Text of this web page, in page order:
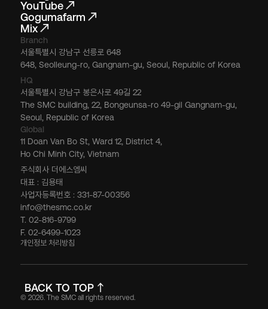
YouTube
Gogumafarm
Mix
HQ
서울특별시 강남구 봉은사로 49길 22
The SMC building, 22, Bongeunsa-ro 49-gil Gangnam-gu,
Seoul, Republic of Korea
Branch
서울특별시 강남구 선릉로 648
648, Seolleung-ro, Gangnam-gu, Seoul, Republic of Korea
Global
11 Doan Van Bo St, Ward 12, District 4,
Ho Chi Minh City, Vietnam
주식회사 더에스엠씨
대표 : 김용태
사업자등록번호 : 331-87-00356
info@thesmc.co.kr
T. 02-816-9799
F. 02-6499-1023
개인정보 처리방침
© 2026. The SMC all rights reserved.
BACK TO TOP